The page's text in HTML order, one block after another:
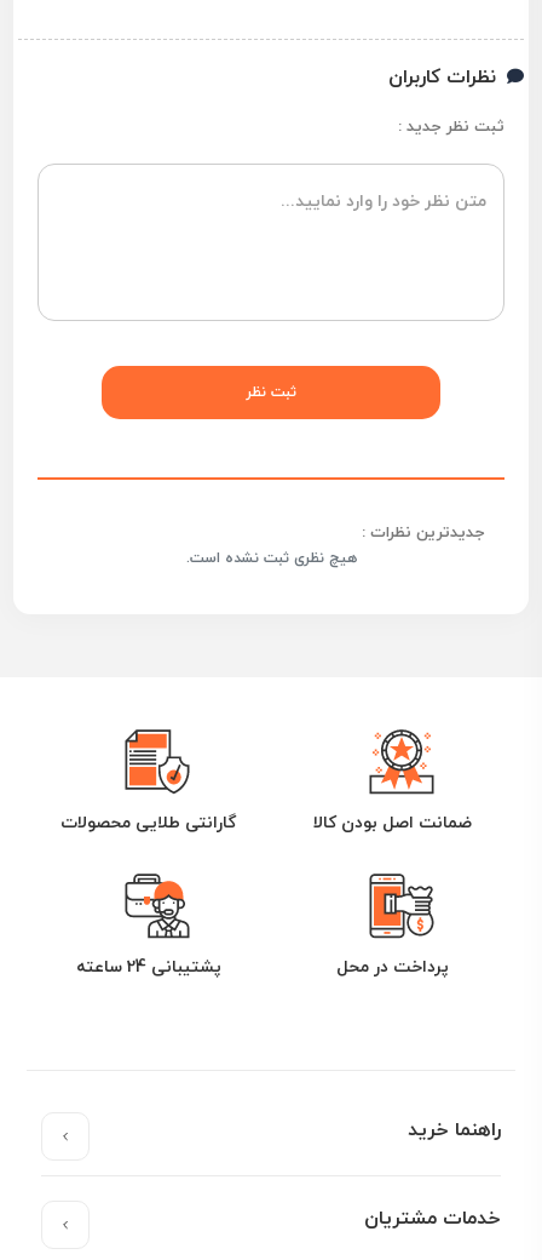
نظرات کاربران
ثبت نظر جدید :
جدیدترین نظرات :
هیچ نظری ثبت نشده است.
ضمانت اصل بودن کالا گارانتی طلایی محصولات
پرداخت در محل پشتیبانی 24 ساعته
راهنما خرید
خدمات مشتریان